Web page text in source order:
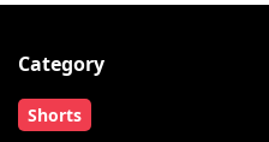
Category
Shorts